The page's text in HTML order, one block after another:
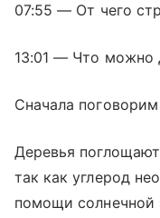
07:55 — От чего
13:01 — Что можно
Сначала
Деревья поглощают
так как углерод
помощи солнечной